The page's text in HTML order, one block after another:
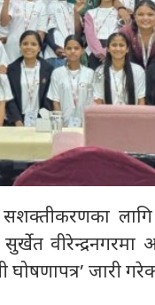
लागि
वीरेन्द्रनगरमा
जारी